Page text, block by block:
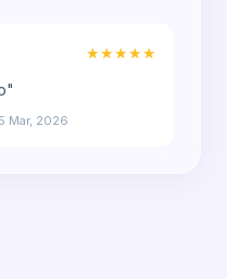
★★★★★
Mar, 2026